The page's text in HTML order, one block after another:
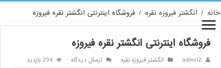
خانه / انگشتر فیروزه نقره / فروشگاه اینترنتی انگشتر نقره فیروزه
فروشگاه اینترنتی انگشتر نقره فیروزه
admin2 انگشتر فیروزه نقره ارسال دیدگاه 204 بازدید